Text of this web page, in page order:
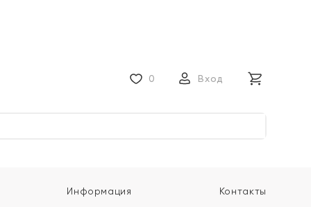
0 Вход
Информация Контакты